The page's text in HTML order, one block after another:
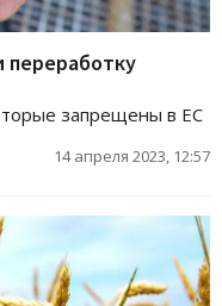
переработку
запрещены в ЕС
14 апреля 2023, 12:57